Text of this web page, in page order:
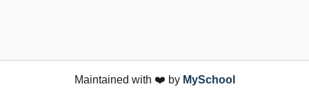
Maintained with ❤️ by MySchool